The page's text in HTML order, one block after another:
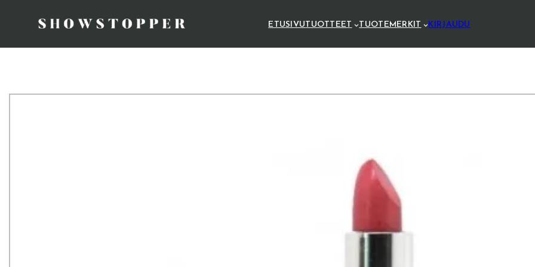
ETUSIVUTUOTTEET TUOTEMERKIT KIRJAUDU